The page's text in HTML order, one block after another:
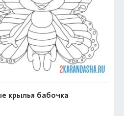
крылья бабочка